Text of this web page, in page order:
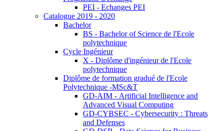
PEI - Echanges PEI
Catalogue 2019 - 2020
Bachelor
BS - Bachelor of Science de l'Ecole
polytechnique
Cycle Ingénieur
X - Diplôme d'ingénieur de l'Ecole
polytechnique
Diplôme de formation gradué de l'Ecole
Polytechnique -MSc&T
GD-AIM - Artificial Intelligence and
Advanced Visual Computing
GD-CYBSEC - Cybersecurity : Threats
and Defenses